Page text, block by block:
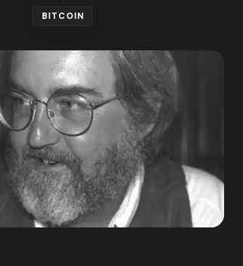
BITCOIN